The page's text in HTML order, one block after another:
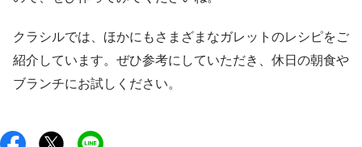
クラシルでは、ほかにもさまざまなガレットのレシピをご
紹介しています。ぜひ参考にしていただき、休日の朝食や
ブランチにお試しください。